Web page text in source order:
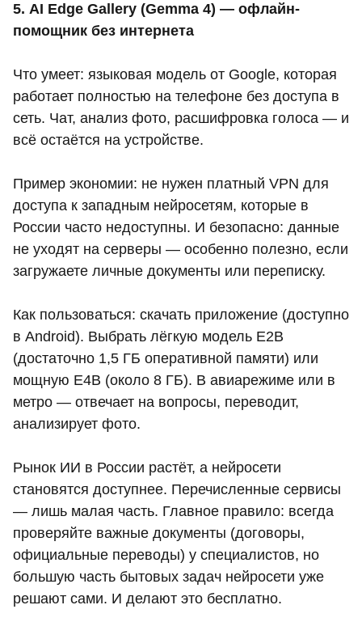
5. AI Edge Gallery (Gemma 4) — офлайн-
помощник без интернета
Что умеет: языковая модель от Google, которая
работает полностью на телефоне без доступа в
сеть. Чат, анализ фото, расшифровка голоса — и
всё остаётся на устройстве.
Пример экономии: не нужен платный VPN для
доступа к западным нейросетям, которые в
России часто недоступны. И безопасно: данные
не уходят на серверы — особенно полезно, если
загружаете личные документы или переписку.
Как пользоваться: скачать приложение (доступно
в Android). Выбрать лёгкую модель E2B
(достаточно 1,5 ГБ оперативной памяти) или
мощную E4B (около 8 ГБ). В авиарежиме или в
метро — отвечает на вопросы, переводит,
анализирует фото.
Рынок ИИ в России растёт, а нейросети
становятся доступнее. Перечисленные сервисы
— лишь малая часть. Главное правило: всегда
проверяйте важные документы (договоры,
официальные переводы) у специалистов, но
большую часть бытовых задач нейросети уже
решают сами. И делают это бесплатно.